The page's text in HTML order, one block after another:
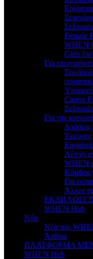
Female
WHEN
Girls for
Για
Career
Για την
Δράσεις
Έρευνες
Λέσχη
WHEN
Κόμβος
Για
Άλλες
WHEN Hub
Νέα
Νέα του
Άρθρα
ΠΛΑΤΦΟΡΜΑ
WHEN Hub